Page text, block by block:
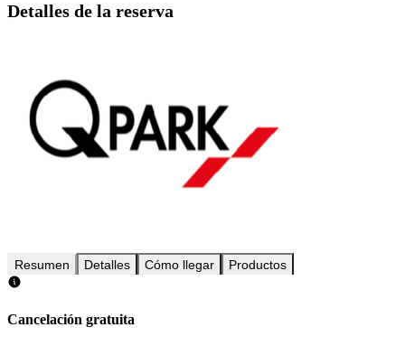
Detalles de la reserva
Resumen Detalles Cómo llegar Productos
Cancelación gratuita